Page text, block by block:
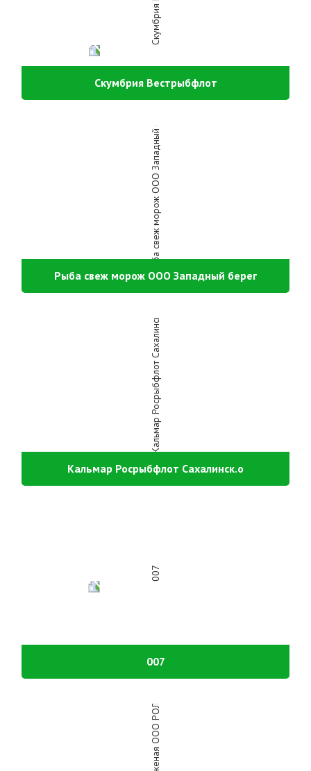
Скумбрия Вестрыбфлот
Рыба свеж морож ООО Западный берег
Кальмар Росрыбфлот Сахалинск.о
007